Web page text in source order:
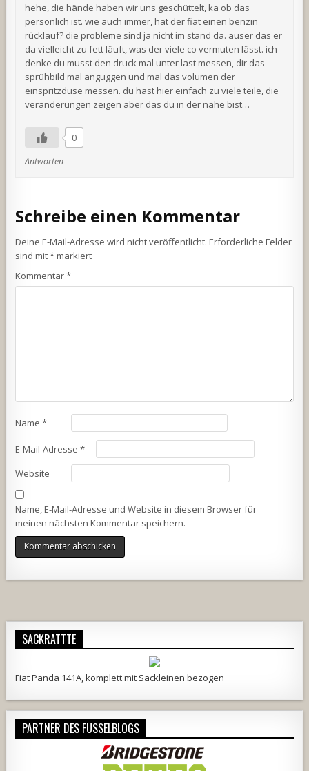
hehe, die hände haben wir uns geschüttelt, ka ob das
persönlich ist. wie auch immer, hat der fiat einen benzin
rücklauf? die probleme sind ja nicht im stand da. auser das er
da vielleicht zu fett läuft, was der viele co vermuten lässt. ich
denke du musst den druck mal unter last messen, dir das
sprühbild mal anguggen und mal das volumen der
einspritzdüse messen. du hast hier einfach zu viele teile, die
veränderungen zeigen aber das du in der nähe bist…
0
Antworten
Schreibe einen Kommentar
Deine E-Mail-Adresse wird nicht veröffentlicht. Erforderliche Felder
sind mit*markiert
Kommentar*
Name*
E-Mail-Adresse*
Website
Name, E-Mail-Adresse und Website in diesem Browser für
meinen nächsten Kommentar speichern.
SACKRATTTE
Fiat Panda 141A, komplett mit Sackleinen bezogen
PARTNER DES FUSSELBLOGS